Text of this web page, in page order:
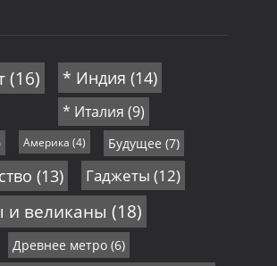
(16) * Индия (14)
* Италия (9)
Америка (4) Будущее (7)
(13) Гаджеты (12)
и великаны (18)
Древнее метро(6)